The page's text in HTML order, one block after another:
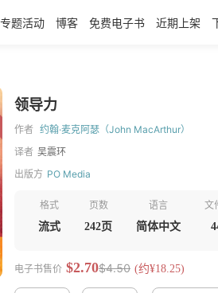
专题活动 博客 免费电子书 近期上架
领导力
作者 约翰·麦克阿瑟（John MacArthur）
译者 吴震环
出版方 PO Media
格式
流式
页数
242页
语言
简体中文
文
电子书售价 $2.70$4.50 (约¥18.25)